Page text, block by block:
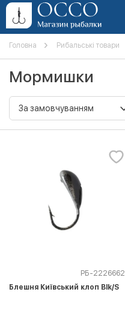
Головна Рибальські товари
Мормишки
РБ-2226662
Блешня Київський клоп Blk/S